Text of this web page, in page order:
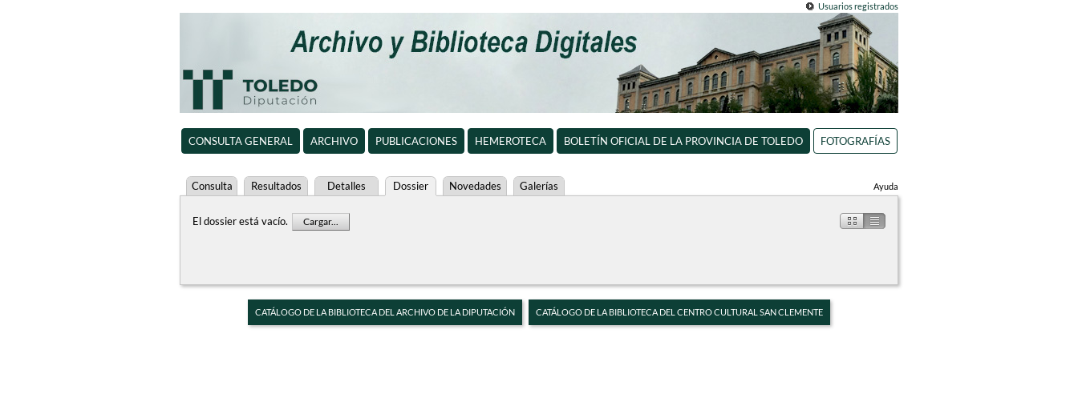
Usuarios registrados
CONSULTA GENERAL ARCHIVO PUBLICACIONES HEMEROTECA BOLETÍN OFICIAL DE LA PROVINCIA DE TOLEDO FOTOGRAFÍAS
Ayuda
Consulta Resultados Detalles Dossier Novedades Galerías
El dossier está vacío. Cargar...
CATÁLOGO DE LA BIBLIOTECA DEL ARCHIVO DE LA DIPUTACIÓN CATÁLOGO DE LA BIBLIOTECA DEL CENTRO CULTURAL SAN CLEMENTE